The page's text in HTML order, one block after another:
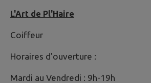
L'Art de Pl'Haire
Coiffeur
Horaires d'ouverture :
Mardi au Vendredi : 9h-19h